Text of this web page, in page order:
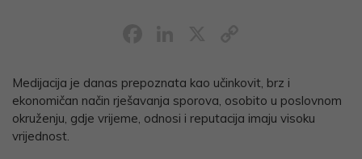
Medijacija je danas prepoznata kao učinkovit, brz i
ekonomičan način rješavanja sporova, osobito u poslovnom
okruženju, gdje vrijeme, odnosi i reputacija imaju visoku
vrijednost.